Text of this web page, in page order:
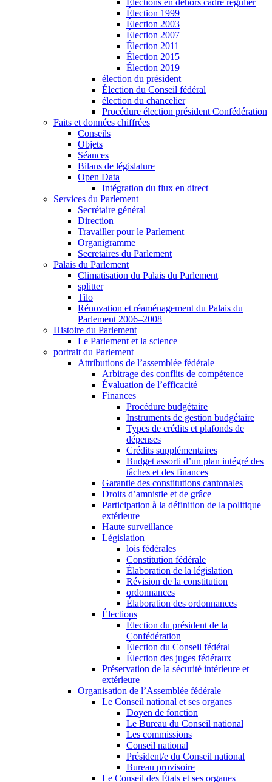
Élections en dehors cadre régulier
Élection 1999
Élection 2003
Élection 2007
Élection 2011
Élection 2015
Élection 2019
élection du président
Élection du Conseil fédéral
élection du chancelier
Procédure élection président Confédération
Faits et données chiffrées
Conseils
Objets
Séances
Bilans de législature
Open Data
Intégration du flux en direct
Services du Parlement
Secrétaire général
Direction
Travailler pour le Parlement
Organigramme
Secretaires du Parlement
Palais du Parlement
Climatisation du Palais du Parlement
splitter
Tilo
Rénovation et réaménagement du Palais du
Parlement 2006–2008
Histoire du Parlement
Le Parlement et la science
portrait du Parlement
Attributions de l’assemblée fédérale
Arbitrage des conflits de compétence
Évaluation de l’efficacité
Finances
Procédure budgétaire
Instruments de gestion budgétaire
Types de crédits et plafonds de
dépenses
Crédits supplémentaires
Budget assorti d’un plan intégré des
tâches et des finances
Garantie des constitutions cantonales
Droits d’amnistie et de grâce
Participation à la définition de la politique
extérieure
Haute surveillance
Législation
lois fédérales
Constitution fédérale
Élaboration de la législation
Révision de la constitution
ordonnances
Élaboration des ordonnances
Élections
Élection du président de la
Confédération
Élection du Conseil fédéral
Élection des juges fédéraux
Préservation de la sécurité intérieure et
extérieure
Organisation de l’Assemblée fédérale
Le Conseil national et ses organes
Doyen de fonction
Le Bureau du Conseil national
Les commissions
Conseil national
Président/e du Conseil national
Bureau provisoire
Le Conseil des États et ses organes